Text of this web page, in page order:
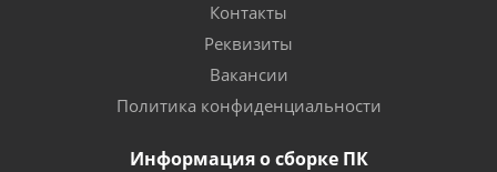
Контакты
Реквизиты
Вакансии
Политика конфиденциальности
Информация о сборке ПК